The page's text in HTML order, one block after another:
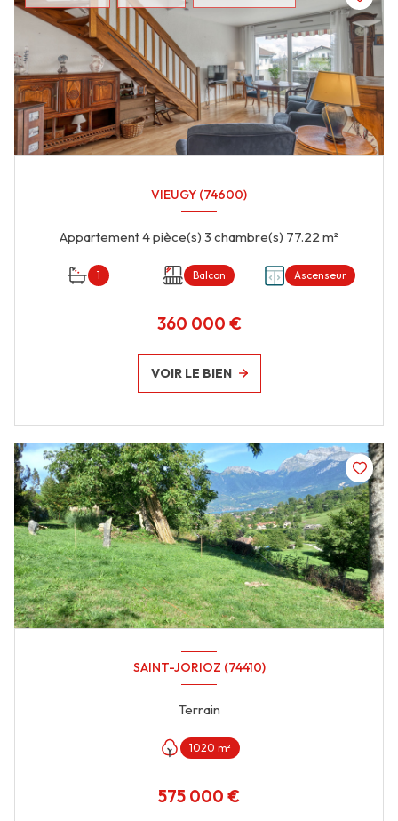
VIEUGY (74600)
Appartement 4 pièce(s) 3 chambre(s) 77.22 m²
1 Balcon Ascenseur
360 000 €
VOIR LE BIEN
SAINT-JORIOZ (74410)
Terrain
1020 m²
575 000 €